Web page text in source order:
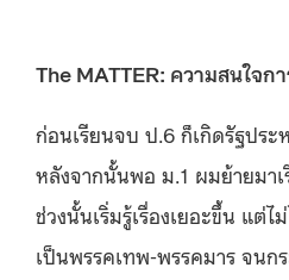
The MATTER: ความสนใจก
ก่อนเรียนจบ ป.6 ก็เกิดรัฐปร
หลังจากนั้นพอ ม.1 ผมย้ายมา
ช่วงนั้นเริ่มรู้เรื่องเยอะขึ้น แต่
เป็นพรรคเทพ-พรรคมาร จนก